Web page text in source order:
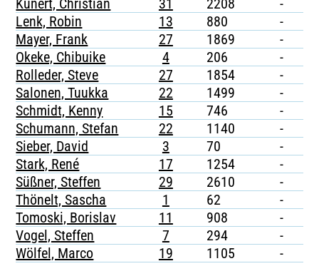
Kunert, Christian
31 2208 -
Lenk, Robin
13 880 -
Mayer, Frank
27 1869 -
Okeke, Chibuike
4 206 -
Rolleder, Steve
27 1854 -
Salonen, Tuukka
22 1499 -
Schmidt, Kenny
15 746 -
Schumann, Stefan
22 1140 -
Sieber, David
3 70 -
Stark, René
17 1254 -
Süßner, Steffen
29 2610 -
Thönelt, Sascha
1 62 -
Tomoski, Borislav
11 908 -
Vogel, Steffen
7 294 -
Wölfel, Marco
19 1105 -